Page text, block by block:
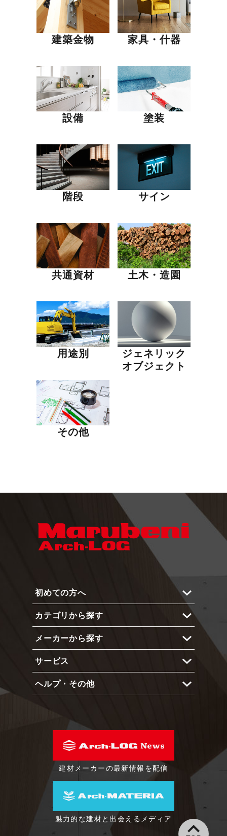
建築金物 家具・什器
設備 塗装
階段 サイン
共通資材 土木・造園
用途別
ジェネリック
オブジェクト
その他
初めての方へ
Arch-LOGとは？
メリットと機能
使い方
カテゴリから探す
内部仕上
外部仕上
インテリア
塗装
メーカーから探す
メーカー 一覧
サービス
ショーケース
プライベートアカウント
製品登録依頼フォーム
ヘルプ・その他
動作環境
会社概要
利用規約建材メーカーの最新情報を配信
魅力的な建材と出会えるメディア